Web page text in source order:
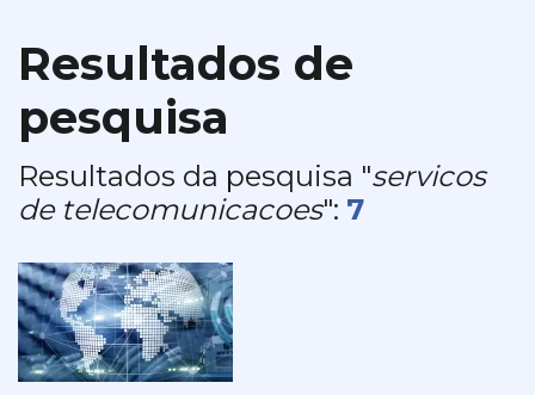
Resultados de
pesquisa
Resultados da pesquisa "servicos
de telecomunicacoes": 7